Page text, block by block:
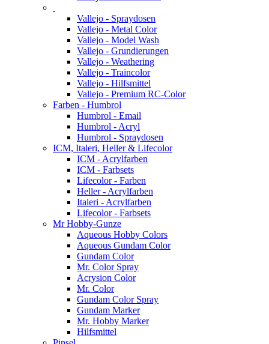
Vallejo - Spraydosen
Vallejo - Metal Color
Vallejo - Model Wash
Vallejo - Grundierungen
Vallejo - Weathering
Vallejo - Traincolor
Vallejo - Hilfsmittel
Vallejo - Premium RC-Color
Farben - Humbrol
Humbrol - Email
Humbrol - Acryl
Humbrol - Spraydosen
ICM, Italeri, Heller & Lifecolor
ICM - Acrylfarben
ICM - Farbsets
Lifecolor - Farben
Heller - Acrylfarben
Italeri - Acrylfarben
Lifecolor - Farbsets
Mr Hobby-Gunze
Aqueous Hobby Colors
Aqueous Gundam Color
Gundam Color
Mr. Color Spray
Acrysion Color
Mr. Color
Gundam Color Spray
Gundam Marker
Mr. Hobby Marker
Hilfsmittel